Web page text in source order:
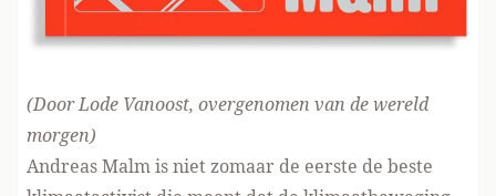
(Door Lode Vanoost, overgenomen van de wereld
morgen)
Andreas Malm is niet zomaar de eerste de beste